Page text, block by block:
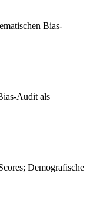
Bias-
Audit als
Demografische